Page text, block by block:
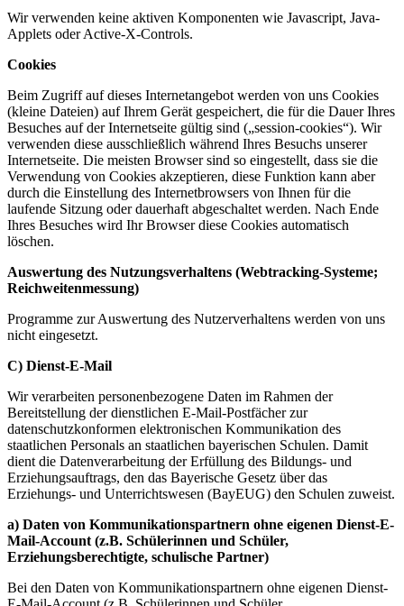
Wir verwenden keine aktiven Komponenten wie Javascript, Java-
Applets oder Active-X-Controls.
Cookies
Beim Zugriff auf dieses Internetangebot werden von uns Cookies
(kleine Dateien) auf Ihrem Gerät gespeichert, die für die Dauer Ihres
Besuches auf der Internetseite gültig sind („session-cookies“). Wir
verwenden diese ausschließlich während Ihres Besuchs unserer
Internetseite. Die meisten Browser sind so eingestellt, dass sie die
Verwendung von Cookies akzeptieren, diese Funktion kann aber
durch die Einstellung des Internetbrowsers von Ihnen für die
laufende Sitzung oder dauerhaft abgeschaltet werden. Nach Ende
Ihres Besuches wird Ihr Browser diese Cookies automatisch
löschen.
Auswertung des Nutzungsverhaltens (Webtracking-Systeme;
Reichweitenmessung)
Programme zur Auswertung des Nutzerverhaltens werden von uns
nicht eingesetzt.
C) Dienst-E-Mail
Wir verarbeiten personenbezogene Daten im Rahmen der
Bereitstellung der dienstlichen E-Mail-Postfächer zur
datenschutzkonformen elektronischen Kommunikation des
staatlichen Personals an staatlichen bayerischen Schulen. Damit
dient die Datenverarbeitung der Erfüllung des Bildungs- und
Erziehungsauftrags, den das Bayerische Gesetz über das
Erziehungs- und Unterrichtswesen (BayEUG) den Schulen zuweist.
a) Daten von Kommunikationspartnern ohne eigenen Dienst-E-
Mail-Account (z.B. Schülerinnen und Schüler,
Erziehungsberechtigte, schulische Partner)
Bei den Daten von Kommunikationspartnern ohne eigenen Dienst-